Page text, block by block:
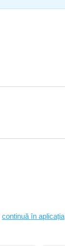
continuă în aplicația